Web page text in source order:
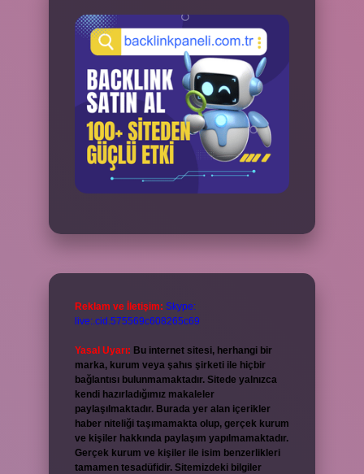
Reklam ve İletişim: Skype:
live:.cid.575569c608265c69
Yasal Uyarı: Bu internet sitesi, herhangi bir
marka, kurum veya şahıs şirketi ile hiçbir
bağlantısı bulunmamaktadır. Sitede yalnızca
kendi hazırladığımız makaleler
paylaşılmaktadır. Burada yer alan içerikler
haber niteliği taşımamakta olup, gerçek kurum
ve kişiler hakkında paylaşım yapılmamaktadır.
Gerçek kurum ve kişiler ile isim benzerlikleri
tamamen tesadüfidir. Sitemizdeki bilgiler